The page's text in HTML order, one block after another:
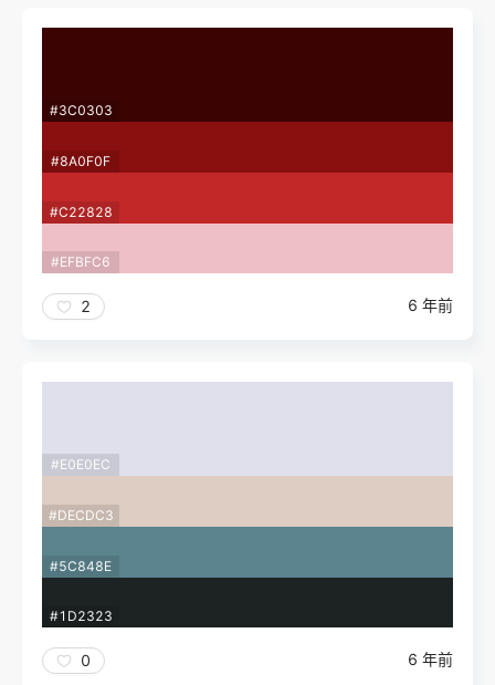
#3C0303
#8A0F0F
#C22828
#EFBFC6
2 6 年前
#E0E0EC
#DECDC3
#5C848E
#1D2323
0 6 年前